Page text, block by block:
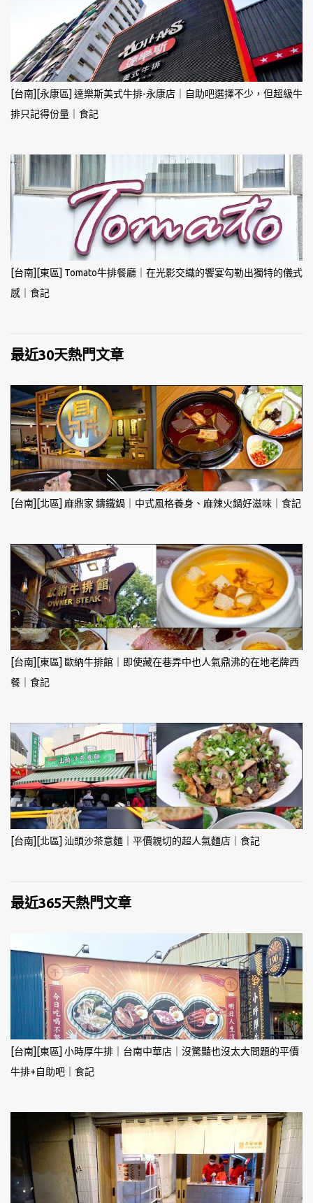
[台南][永康區] 達樂斯美式牛排-永康店｜自助吧選擇不少，但超級牛
排只記得份量｜食記
[台南][東區] Tomato牛排餐廳｜在光影交織的饗宴勾勒出獨特的儀式
感｜食記
最近30天熱門文章
[台南][北區] 麻鼎家 鑄鐵鍋｜中式風格養身、麻辣火鍋好滋味｜食記
[台南][東區] 歐納牛排館｜即使藏在巷弄中也人氣鼎沸的在地老牌西
餐｜食記
[台南][北區] 汕頭沙茶意麵｜平價親切的超人氣麵店｜食記
最近365天熱門文章
[台南][東區] 小時厚牛排｜台南中華店｜沒驚豔也沒太大問題的平價
牛排+自助吧｜食記